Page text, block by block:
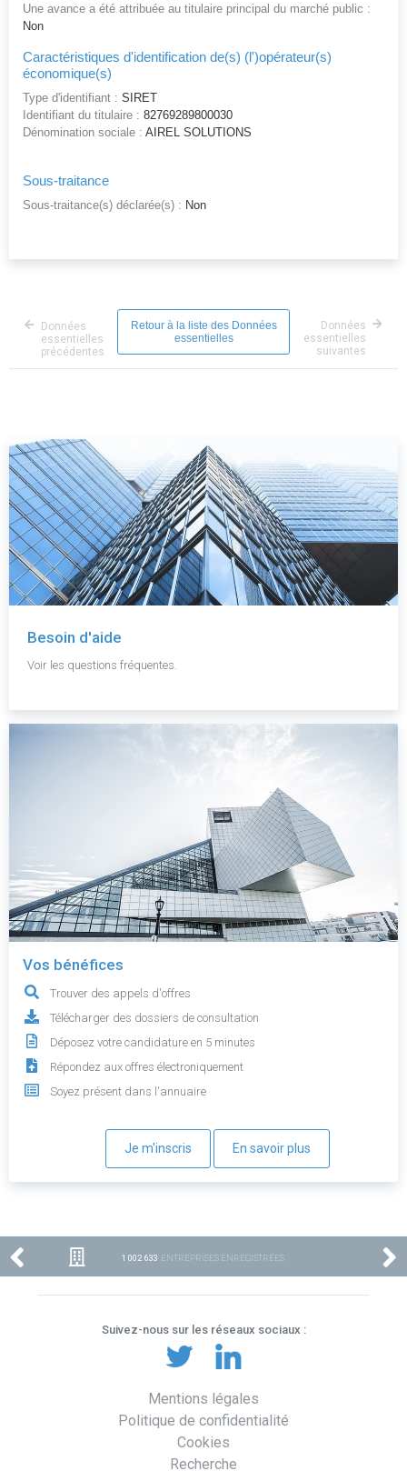
Une avance a été attribuée au titulaire principal du marché public :
Non
Caractéristiques d'identification de(s) (l')opérateur(s)
économique(s)
Type d'identifiant : SIRET
Identifiant du titulaire : 82769289800030
Dénomination sociale : AIREL SOLUTIONS
Sous-traitance
Sous-traitance(s) déclarée(s) : Non
Données
essentielles
précédentes
Retour à la liste des Données
essentielles
Données
essentielles
suivantes
Besoin d'aide
Voir les questions fréquentes.
Vos bénéfices
Trouver des appels d'offres
Télécharger des dossiers de consultation
Déposez votre candidature en 5 minutes
Répondez aux offres électroniquement
Soyez présent dans l'annuaire
Je m'inscris En savoir plus
1 002 633 ENTREPRISES ENREGISTRÉES
Suivez-nous sur les réseaux sociaux :
Mentions légales
Politique de confidentialité
Cookies
Recherche